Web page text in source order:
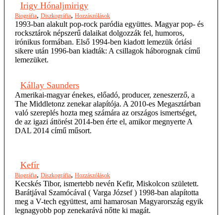
Irigy Hónaljmirigy
Biográfia, Diszkográfia, Hozzászólások
1993-ban alakult pop-rock paródia együttes. Magyar pop- és
rocksztárok népszerű dalaikat dolgozzák fel, humoros,
irónikus formában. Első 1994-ben kiadott lemezük óriási
sikere után 1996-ban kiadták: A csillagok háborognak című
lemezüket.
Kállay Saunders
Amerikai-magyar énekes, előadó, producer, zeneszerző, a
The Middletonz zenekar alapítója. A 2010-es Megasztárban
való szereplés hozta meg számára az országos ismertséget,
de az igazi áttörést 2014-ben érte el, amikor megnyerte A
DAL 2014 című műsort.
Kefír
Biográfia, Diszkográfia, Hozzászólások
Kecskés Tibor, ismertebb nevén Kefir, Miskolcon született.
Barátjával Szamócával ( Varga József ) 1998-ban alapította
meg a V-tech együttest, ami hamarosan Magyarország egyik
legnagyobb pop zenekarává nőtte ki magát.